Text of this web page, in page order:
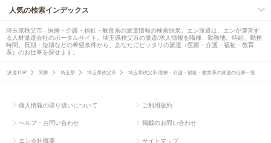
人気の検索インデックス
埼玉県秩父市 - 医療・介護・福祉・教育系の派遣情報の検索結果。エン派遣は、エンが運営す
る人材派遣会社のポータルサイト。埼玉県秩父市の派遣/求人情報を職種、勤務地、時給、勤務
時間、長期・短期などの希望条件から、あなたにピッタリの派遣（医療・介護・福祉・教育
系）のお仕事を探せます。
派遣TOP 関東 埼玉県 埼玉県秩父市 埼玉県秩父市 医療・介護・福祉・教育系の派遣の仕事一覧
個人情報の取り扱いについて ご利用規約
ヘルプ・お問い合わせ 掲載のお問い合わせ
エン会社概要 サイトマップ